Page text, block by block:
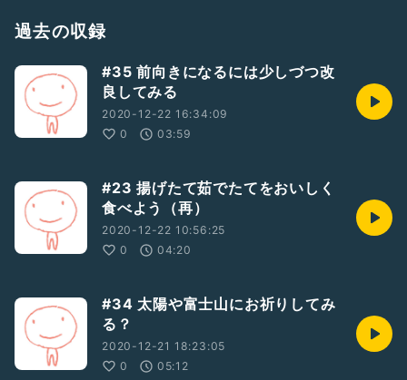
“神とアセンデッドマスターがあなたを助けようとそばにいま
す”
参考：【555】のエンジェルナンバーの意味・恋愛・復縁・仕
事『人生における重大な変化が訪れます』
https://angel-number.fun/meaning-555/
https://lineblog.me/toshi_lithi/archives/9434082.html
過去の収録
#35 前向きになるには少しづつ改
良してみる
2020-12-22 16:34:09
0
03:59
#23 揚げたて茹でたてをおいしく
食べよう（再）
2020-12-22 10:56:25
0
04:20
#34 太陽や富士山にお祈りしてみ
る？
2020-12-21 18:23:05
0
05:12